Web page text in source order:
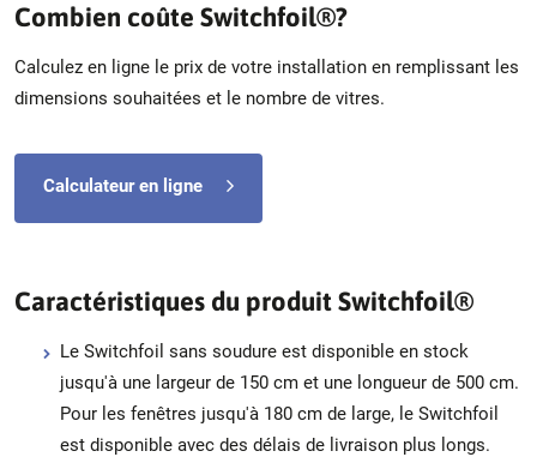
Combien coûte Switchfoil®?
Calculez en ligne le prix de votre installation en remplissant les
dimensions souhaitées et le nombre de vitres.
Calculateur en ligne
Caractéristiques du produit Switchfoil®
Le Switchfoil sans soudure est disponible en stock
jusqu'à une largeur de 150 cm et une longueur de 500 cm.
Pour les fenêtres jusqu'à 180 cm de large, le Switchfoil
est disponible avec des délais de livraison plus longs.